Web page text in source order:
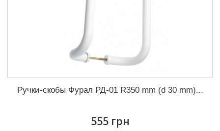
Ручки-скобы Фурал РД-01 R350 mm (d 30 mm)...
555 грн